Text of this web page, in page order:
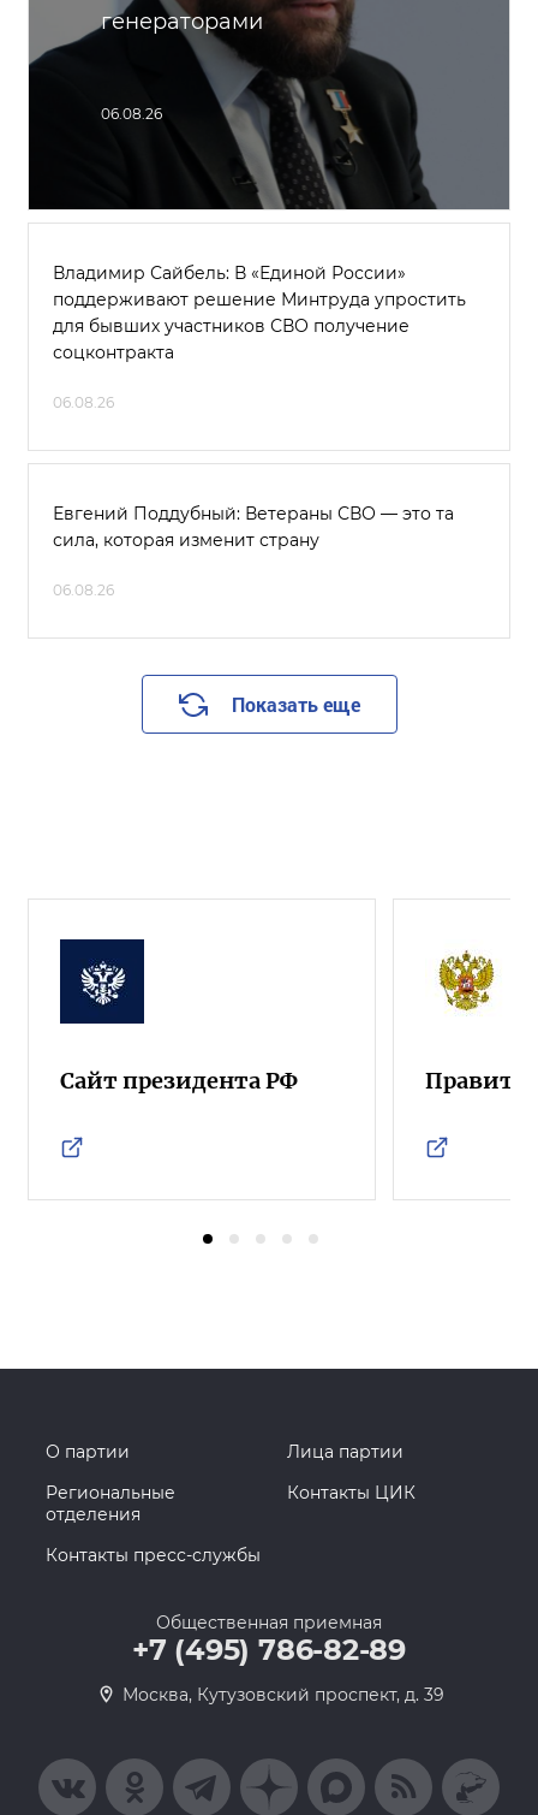
генераторами
06.08.26
Владимир Сайбель: В «Единой России»
поддерживают решение Минтруда упростить
для бывших участников СВО получение
соцконтракта
06.08.26
Евгений Поддубный: Ветераны СВО — это та
сила, которая изменит страну
06.08.26
Показать еще
Сайт президента РФ
О партии
Лица партии
Региональные
отделения
Контакты ЦИК
Контакты пресс-службы
Общественная приемная
+7 (495) 786-82-89
Москва, Кутузовский проспект, д. 39